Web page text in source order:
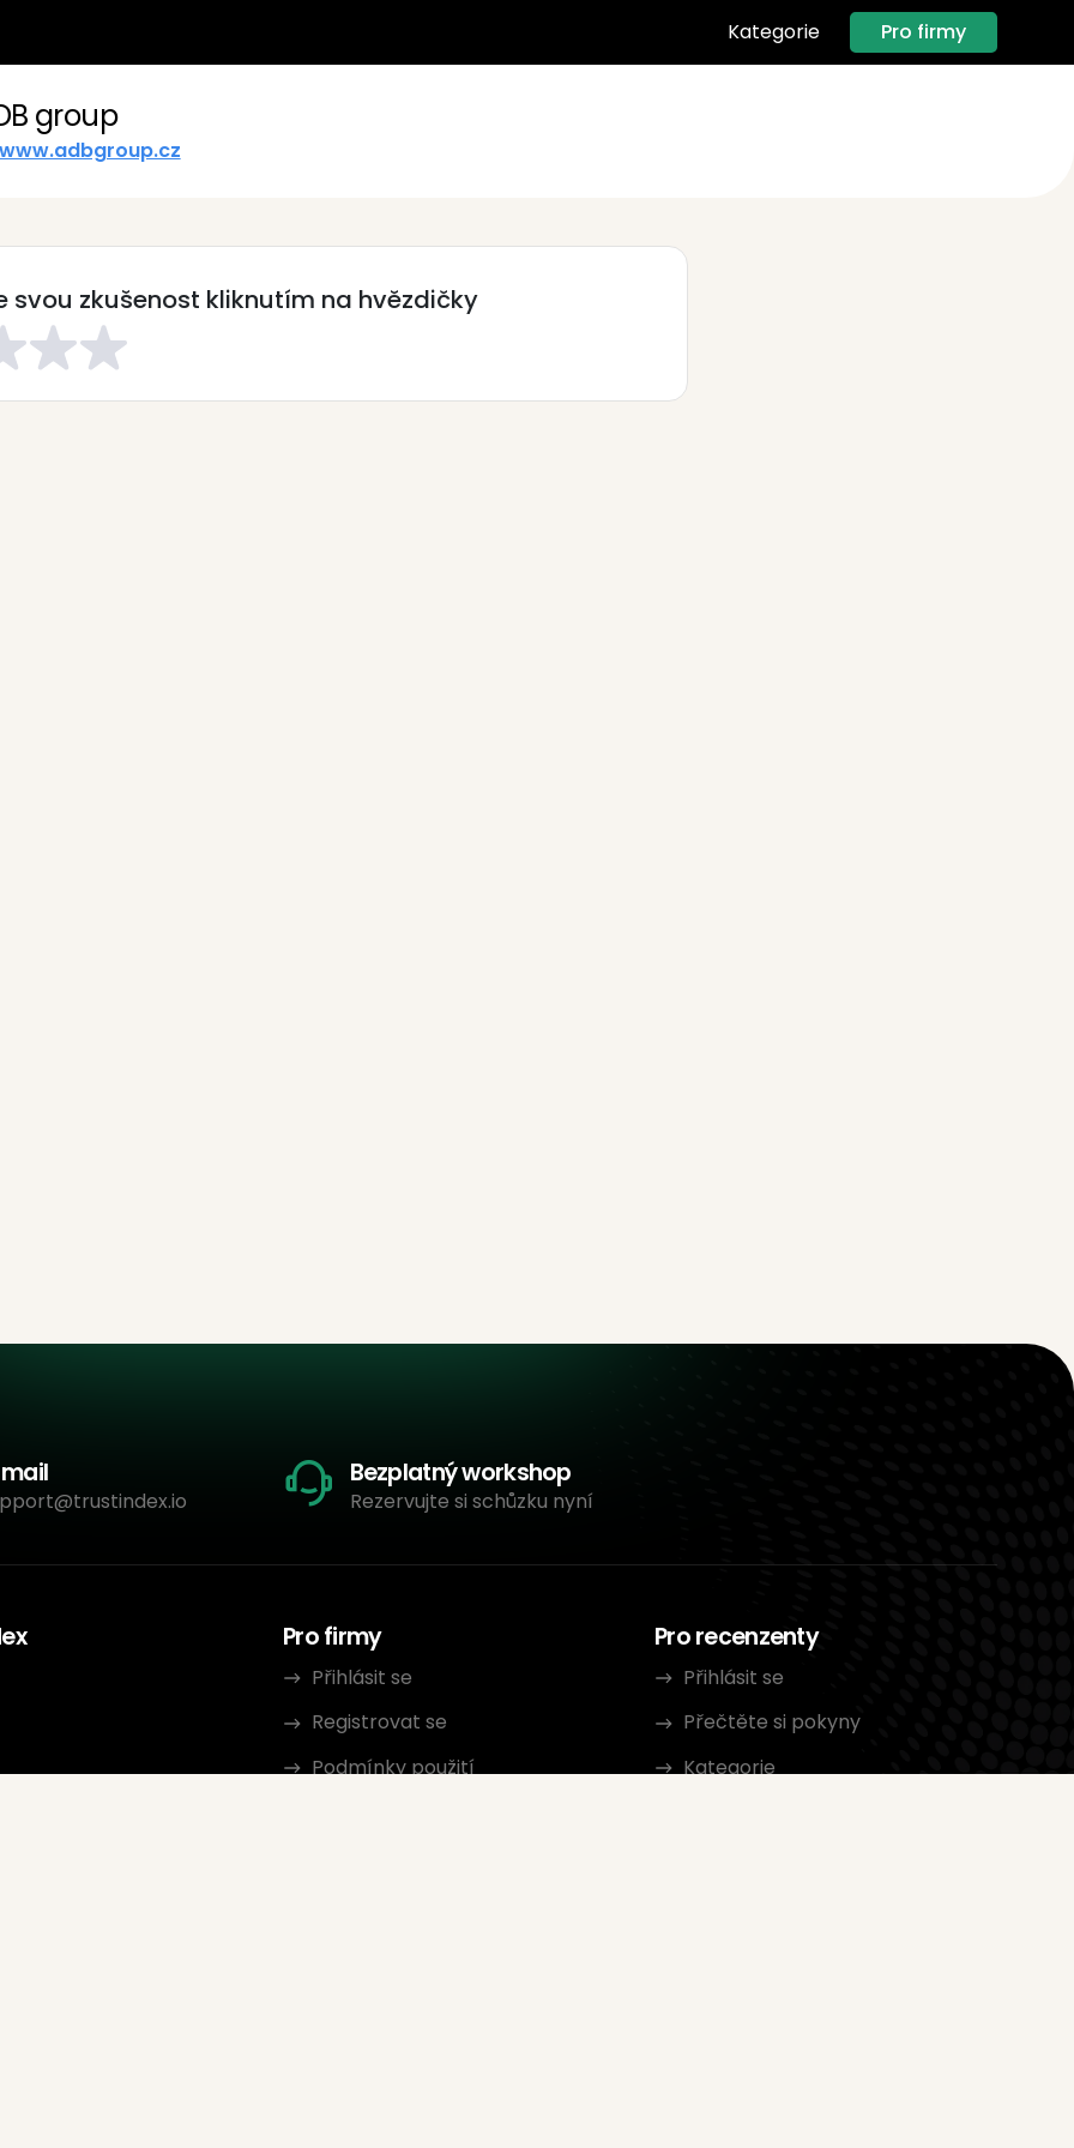
Kategorie Pro firmy
group
svou zkušenost kliknutím na hvězdičky
Bezplatný workshop
Rezervujte si schůzku nyní
Pro firmy
Přihlásit se
Registrovat se
Podmínky použití
Pro recenzenty
Přihlásit se
Přečtěte si pokyny
Kategorie